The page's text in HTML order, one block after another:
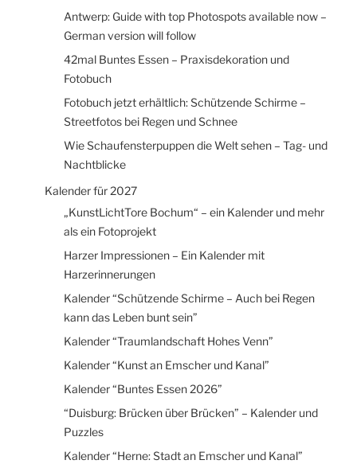
Antwerp: Guide with top Photospots available now –
German version will follow
42mal Buntes Essen – Praxisdekoration und
Fotobuch
Fotobuch jetzt erhältlich: Schützende Schirme –
Streetfotos bei Regen und Schnee
Wie Schaufensterpuppen die Welt sehen – Tag- und
Nachtblicke
Kalender für 2027
„KunstLichtTore Bochum“ – ein Kalender und mehr
als ein Fotoprojekt
Harzer Impressionen – Ein Kalender mit
Harzerinnerungen
Kalender “Schützende Schirme – Auch bei Regen
kann das Leben bunt sein”
Kalender “Traumlandschaft Hohes Venn”
Kalender “Kunst an Emscher und Kanal”
Kalender “Buntes Essen 2026”
“Duisburg: Brücken über Brücken” – Kalender und
Puzzles
Kalender “Herne: Stadt an Emscher und Kanal”